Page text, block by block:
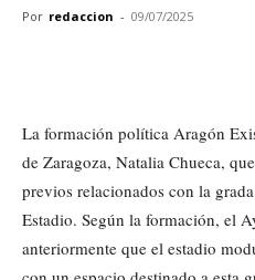
Por redaccion - 09/07/2025
La formación política Aragón
de Zaragoza, Natalia Chueca,
previos relacionados con la
Estadio. Según la formación, el
anteriormente que el estadio